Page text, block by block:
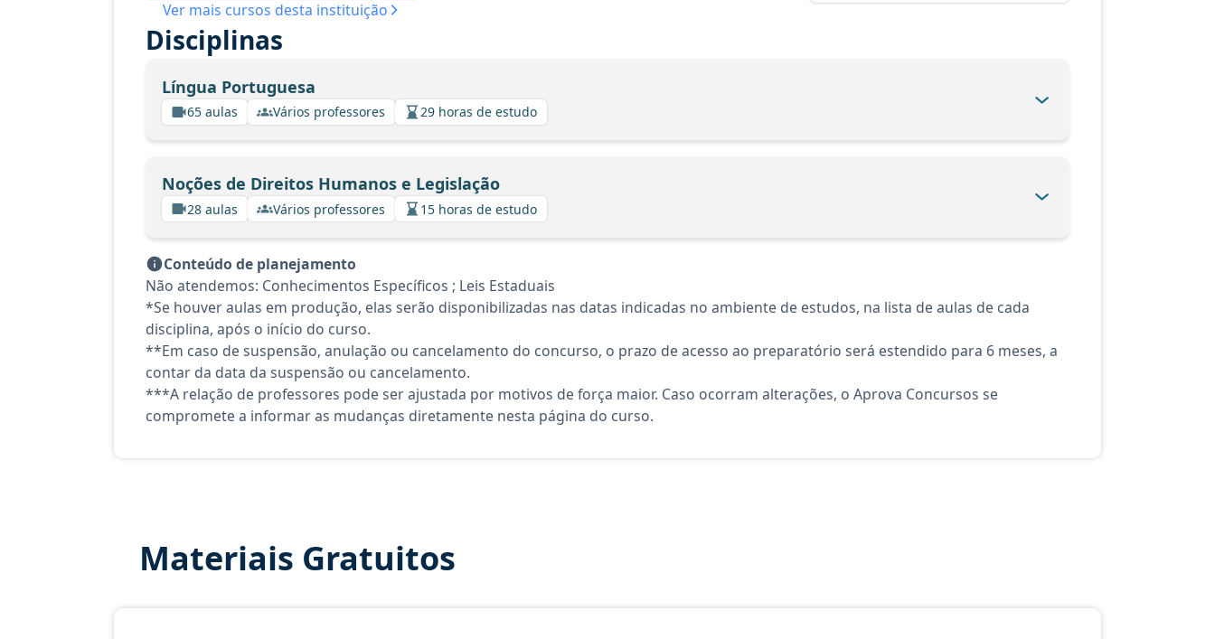
Ver mais cursos desta instituição
Disciplinas
Língua Portuguesa
65 aulas Vários professores 29 horas de estudo
Noções de Direitos Humanos e Legislação
28 aulas Vários professores 15 horas de estudo
Conteúdo de planejamento
Não atendemos: Conhecimentos Específicos ; Leis Estaduais
*Se houver aulas em produção, elas serão disponibilizadas nas datas indicadas no ambiente de estudos, na lista de aulas de cada
disciplina, após o início do curso.
**Em caso de suspensão, anulação ou cancelamento do concurso, o prazo de acesso ao preparatório será estendido para 6 meses, a
contar da data da suspensão ou cancelamento.
***A relação de professores pode ser ajustada por motivos de força maior. Caso ocorram alterações, o Aprova Concursos se
compromete a informar as mudanças diretamente nesta página do curso.
Materiais Gratuitos